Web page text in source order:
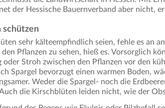
der Hessische Bauernverband aber nicht,
schützen
sehr kälteempfindlich seien, fehle es an
Pflanzen zu sehen, hieß es. Vorsorglich
oder Stroh zwischen den Pflanzen vor den
Spargel bevorzugt einen warmen Boden,
Weder die Spargel- noch die
die Kirschblüten leiden nicht, wie der